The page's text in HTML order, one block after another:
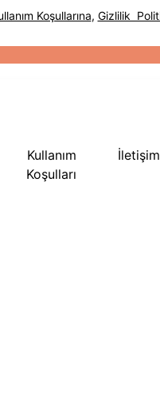
Kullanım
Koşulları
İletişim